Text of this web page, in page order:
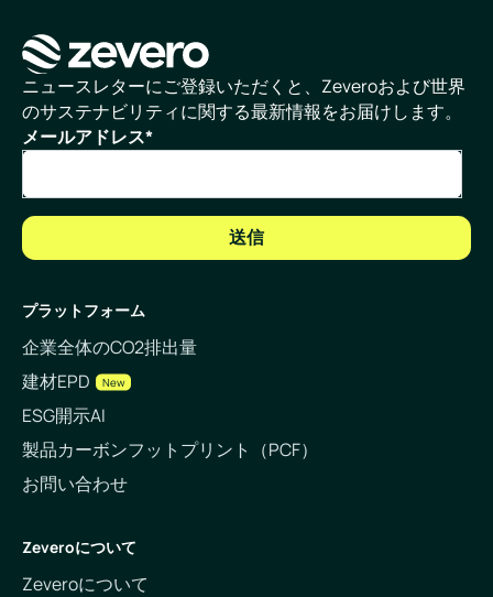
ホームページ
ニュースレターにご登録いただくと、Zeveroおよび世界
のサステナビリティに関する最新情報をお届けします。
メールアドレス*
プラットフォーム
企業全体のCO2排出量
建材EPD
New
ESG開示AI
製品カーボンフットプリント（PCF）
お問い合わせ
Zeveroについて
Zeveroについて